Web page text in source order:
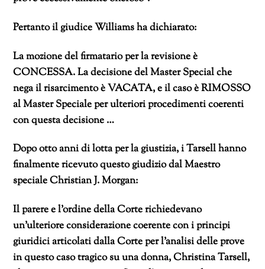
Pertanto il giudice Williams ha dichiarato:
La mozione del firmatario per la revisione è
CONCESSA. La decisione del Master Special che
nega il risarcimento è VACATA, e il caso è RIMOSSO
al Master Speciale per ulteriori procedimenti coerenti
con questa decisione …
Dopo otto anni di lotta per la giustizia, i Tarsell hanno
finalmente ricevuto questo giudizio dal Maestro
speciale Christian J. Morgan:
Il parere e l’ordine della Corte richiedevano
un’ulteriore considerazione coerente con i principi
giuridici articolati dalla Corte per l’analisi delle prove
in questo caso tragico su una donna, Christina Tarsell,